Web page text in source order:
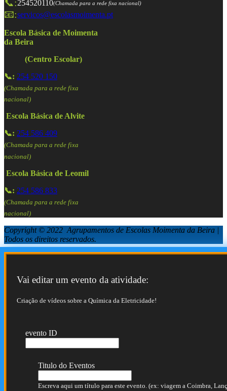
📞:254520110(Chamada para a rede fixa nacional)
📧:servicos@escolasmoimenta.pt
Escola Básica de Moimenta
da Beira
(Centro Escolar)
📞: 254 520 150
(Chamada para a rede fixa
nacional)
Escola Básica de Alvite
📞: 254 586 409
(Chamada para a rede fixa
nacional)
Escola Básica de Leomil
📞: 254 586 833
(Chamada para a rede fixa
nacional)
Copyright © 2022 Agrupamentos de Escolas Moimenta da Beira |
Todos os direitos reservados.
Vai editar um evento da atividade:
Criação de vídeos sobre a Química da Eletricidade!
evento ID
Titulo do Eventos
Escreva aqui um título para este evento. (ex: viagem a Coimbra,